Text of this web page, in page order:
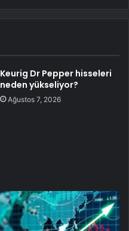
Keurig Dr Pepper hisseleri
neden yükseliyor?
Ağustos 7, 2026